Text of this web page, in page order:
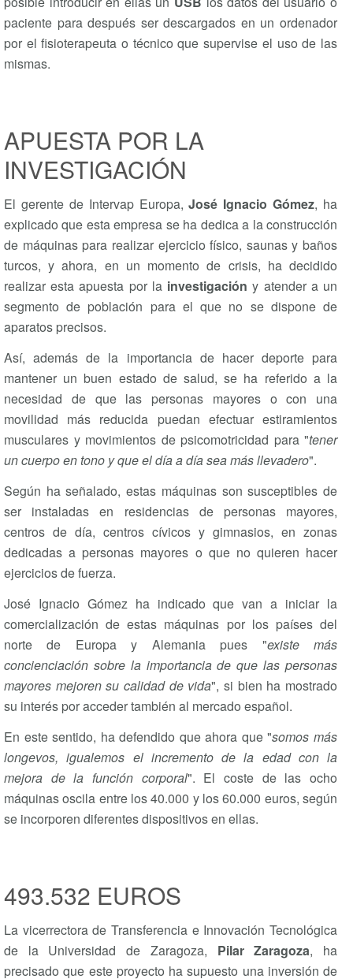
paciente para después ser descargados en un ordenador
por el fisioterapeuta o técnico que supervise el uso de las
mismas.
APUESTA POR LA
INVESTIGACIÓN
El gerente de Intervap Europa,José Ignacio Gómez, ha
explicado que esta empresa se ha dedica a la construcción
de máquinas para realizar ejercicio físico, saunas y baños
turcos, y ahora, en un momento de crisis, ha decidido
realizar esta apuesta por la investigación y atender a un
segmento de población para el que no se dispone de
aparatos precisos.
Así, además de la importancia de hacer deporte para
mantener un buen estado de salud, se ha referido a la
necesidad de que las personas mayores o con una
movilidad más reducida puedan efectuar estiramientos
musculares y movimientos de psicomotricidad para "tener
un cuerpo en tono y que el día a día sea más llevadero".
Según ha señalado, estas máquinas son susceptibles de
ser instaladas en residencias de personas mayores,
centros de día, centros cívicos y gimnasios, en zonas
dedicadas a personas mayores o que no quieren hacer
ejercicios de fuerza.
José Ignacio Gómez ha indicado que van a iniciar la
comercialización de estas máquinas por los países del
norte de Europa y Alemania pues "existe más
concienciación sobre la importancia de que las personas
mayores mejoren su calidad de vida", si bien ha mostrado
su interés por acceder también al mercado español.
En este sentido, ha defendido que ahora que "somos más
longevos, igualemos el incremento de la edad con la
mejora de la función corporal". El coste de las ocho
máquinas oscila entre los 40.000 y los 60.000 euros, según
se incorporen diferentes dispositivos en ellas.
493.532 EUROS
La vicerrectora de Transferencia e Innovación Tecnológica
de la Universidad de Zaragoza, Pilar Zaragoza, ha
precisado que este proyecto ha supuesto una inversión de